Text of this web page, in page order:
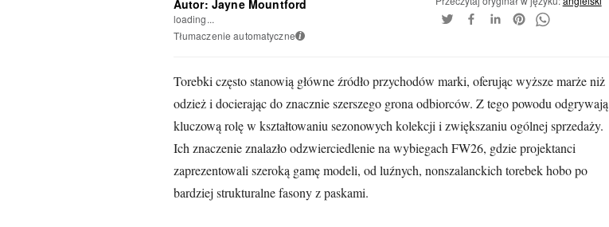
Autor: Jayne Mountford
loading...
Tłumaczenie automatyczne i
Torebki często stanowią główne źródło przychodów marki, oferując wyższe marże niż
odzież i docierając do znacznie szerszego grona odbiorców. Z tego powodu odgrywają
kluczową rolę w kształtowaniu sezonowych kolekcji i zwiększaniu ogólnej sprzedaży.
Ich znaczenie znalazło odzwierciedlenie na wybiegach FW26, gdzie projektanci
zaprezentowali szeroką gamę modeli, od luźnych, nonszalanckich torebek hobo po
bardziej strukturalne fasony z paskami.